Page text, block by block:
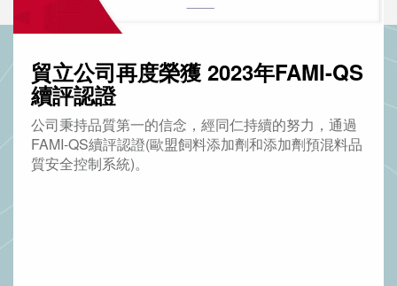
貿立公司再度榮獲 2023年FAMI-QS
續評認證
公司秉持品質第一的信念，經同仁持續的努力，通過
FAMI-QS續評認證(歐盟飼料添加劑和添加劑預混料品
質安全控制系統)。